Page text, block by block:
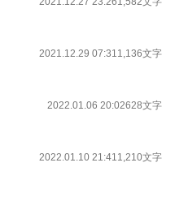
2021.12.29 07:311,136文字
2022.01.06 20:02628文字
2022.01.10 21:411,210文字